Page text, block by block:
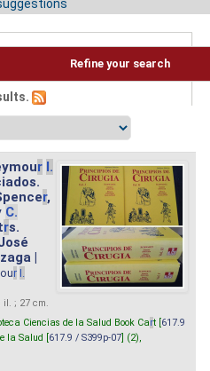
Refine your search
r I.
r,
C.
rs.
|
r I.
il. ; 27 cm.
Ciencias de la Salud Book Cart [ 617.9
la Salud [ 617.9 / S399p-07 ] (2),